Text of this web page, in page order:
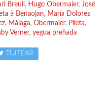
Breuil , Hugo Obermaier, José
à Benaojan, María Dolores
, Málaga, Obermaier, Pileta,
Verner, yegua preñada
TUITEAR